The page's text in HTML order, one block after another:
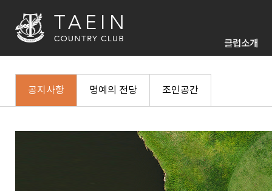
클럽소개
공지사항 명예의 전당 조인공간